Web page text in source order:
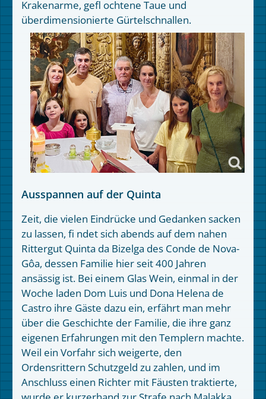
Krakenarme, gefl ochtene Taue und
überdimensionierte Gürtelschnallen.
Ausspannen auf der Quinta
Zeit, die vielen Eindrücke und Gedanken sacken
zu lassen, fi ndet sich abends auf dem nahen
Rittergut Quinta da Bizelga des Conde de Nova-
Gôa, dessen Familie hier seit 400 Jahren
ansässig ist. Bei einem Glas Wein, einmal in der
Woche laden Dom Luis und Dona Helena de
Castro ihre Gäste dazu ein, erfährt man mehr
über die Geschichte der Familie, die ihre ganz
eigenen Erfahrungen mit den Templern machte.
Weil ein Vorfahr sich weigerte, den
Ordensrittern Schutzgeld zu zahlen, und im
Anschluss einen Richter mit Fäusten traktierte,